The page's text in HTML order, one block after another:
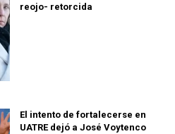
reojo- retorcida
El intento de fortalecerse en
UATRE dejó a José Voytenco